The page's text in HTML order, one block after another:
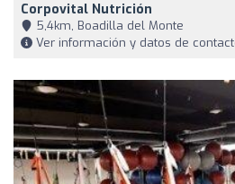
Corpovital Nutrición
5,4km, Boadilla del Monte
Ver información y datos de